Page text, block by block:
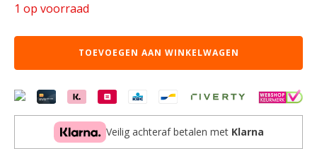
€789,00.
1 op voorraad
TOEVOEGEN AAN WINKELWAGEN
Veilig achteraf betalen met Klarna